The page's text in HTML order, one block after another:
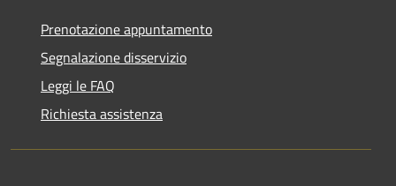
Prenotazione appuntamento
Segnalazione disservizio
Leggi le FAQ
Richiesta assistenza